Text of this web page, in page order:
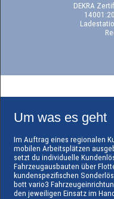
DEKRA
Um was es geht
Im Auftrag eines regionalen
mobilen Arbeitsplätzen
setzt du individuelle
Fahrzeugausbauten über
kundenspezifischen
bott vario3
den jeweiligen Einsatz im